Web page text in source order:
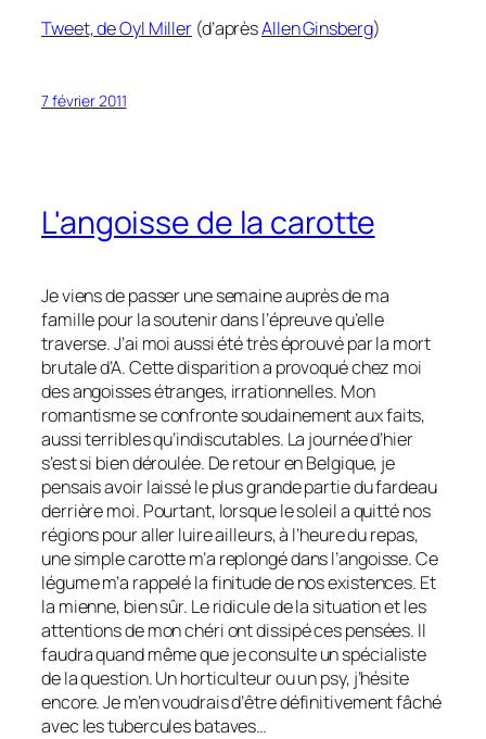
Tweet, de Oyl Miller (d’aprèsAllen Ginsberg)
7 février 2011
L'angoisse de la carotte
Je viens de passer une semaine auprès de ma
famille pour la soutenir dans l’épreuve qu’elle
traverse. J’ai moi aussi été très éprouvé par la mort
brutale d’A. Cette disparition a provoqué chez moi
des angoisses étranges, irrationnelles. Mon
romantisme se confronte soudainement aux faits,
aussi terribles qu’indiscutables. La journée d’hier
s’est si bien déroulée. De retour en Belgique, je
pensais avoir laissé le plus grande partie du fardeau
derrière moi. Pourtant, lorsque le soleil a quitté nos
régions pour aller luire ailleurs, à l’heure du repas,
une simple carotte m’a replongé dans l’angoisse. Ce
légume m’a rappelé la finitude de nos existences. Et
la mienne, bien sûr. Le ridicule de la situation et les
attentions de mon chéri ont dissipé ces pensées. Il
faudra quand même que je consulte un spécialiste
de la question. Un horticulteur ou un psy, j’hésite
encore. Je m’en voudrais d’être définitivement fâché
avec les tubercules bataves…